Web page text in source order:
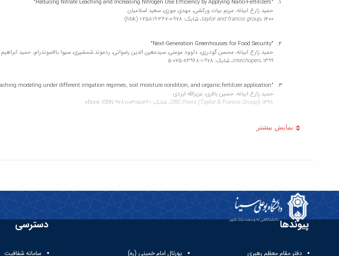
"Reducing Nitrate Leaching and Increasing Nitrogen Use Efficiency by Applying Nano-Fertilizers"
حمید زارع ابیانه، مریم بیات ورکشی، مهدی جوزی، سعید اسلامیان
taylor and francis group، 1400، شابک: 978-0-367-25819-1 (hbk)
"Next-Generation Greenhouses for Food Security"
حمید زارع ابیانه، محسن گودرزی، داوود مومنی، سیدمعین الدین رضوانی، ردموند شمشیری، سیوا بالاسوندرام، حمید ابراهیم
intechopen، 1399، شابک: 978-1-83968-075-5
"solute leaching modeling under different irrigation regimes, soil moisture condition, and organic fertilizer application"
حمید زارع ابیانه، حسین باقری، عزیزالله ایزدی
CRC Press (Taylor & Francis Group)، 1398، شابک: eBook ISBN 9781003050261
"Irrigation System Choice in Miheh Plain, Iran"
"Crop Yield Response to Partial Root Drying Compared with Regulated Deficit Irrigation"
حمید زارع ابیانه، مهدی جوزی، محمد الباجی، نیازعلی ابراهیمی پاک
"Irrigation System Suggestions in Sudjan Plain, Iran"
پیوندها
دفتر مقام معظم رهبری پورتال امام خمینی (ره)
دسترسی
سامانه شفافیت